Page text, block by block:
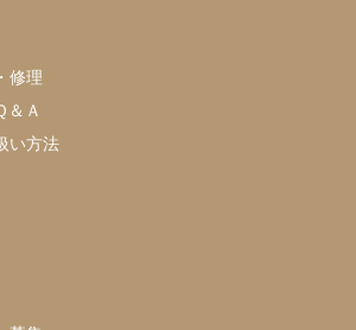
修理
＆Ａ
い方法